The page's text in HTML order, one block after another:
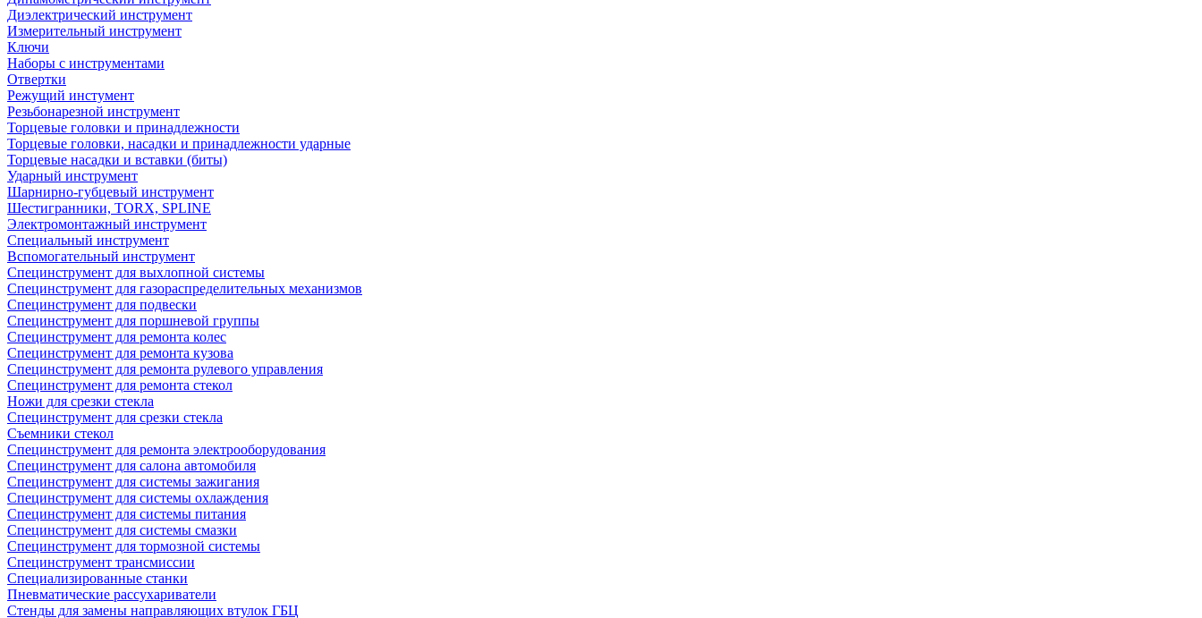
Диэлектрический инструмент
Измерительный инструмент
Ключи
Наборы с инструментами
Отвертки
Режущий инстумент
Резьбонарезной инструмент
Торцевые головки и принадлежности
Торцевые головки, насадки и принадлежности ударные
Торцевые насадки и вставки (биты)
Ударный инструмент
Шарнирно-губцевый инструмент
Шестигранники, TORX, SPLINE
Электромонтажный инструмент
Специальный инструмент
Вспомогательный инструмент
Специнструмент для выхлопной системы
Специнструмент для газораспределительных механизмов
Специнструмент для подвески
Специнструмент для поршневой группы
Специнструмент для ремонта колес
Специнструмент для ремонта кузова
Специнструмент для ремонта рулевого управления
Специнструмент для ремонта стекол
Ножи для срезки стекла
Специнструмент для срезки стекла
Съемники стекол
Специнструмент для ремонта электрооборудования
Специнструмент для салона автомобиля
Специнструмент для системы зажигания
Специнструмент для системы охлаждения
Специнструмент для системы питания
Специнструмент для системы смазки
Специнструмент для тормозной системы
Специнструмент трансмиссии
Специализированные станки
Пневматические рассухариватели
Стенды для замены направляющих втулок ГБЦ